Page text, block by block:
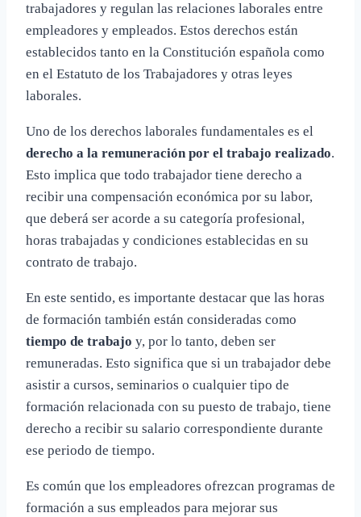
trabajadores y regulan las relaciones laborales entre
empleadores y empleados. Estos derechos están
establecidos tanto en la Constitución española como
en el Estatuto de los Trabajadores y otras leyes
laborales.
Uno de los derechos laborales fundamentales es el
derecho a la remuneración por el trabajo realizado.
Esto implica que todo trabajador tiene derecho a
recibir una compensación económica por su labor,
que deberá ser acorde a su categoría profesional,
horas trabajadas y condiciones establecidas en su
contrato de trabajo.
En este sentido, es importante destacar que las horas
de formación también están consideradas como
tiempo de trabajo y, por lo tanto, deben ser
remuneradas. Esto significa que si un trabajador debe
asistir a cursos, seminarios o cualquier tipo de
formación relacionada con su puesto de trabajo, tiene
derecho a recibir su salario correspondiente durante
ese periodo de tiempo.
Es común que los empleadores ofrezcan programas de
formación a sus empleados para mejorar sus